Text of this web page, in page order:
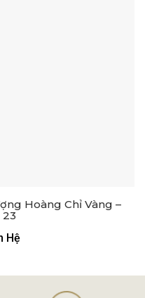
Hoàng Chỉ Vàng –
23
Hệ